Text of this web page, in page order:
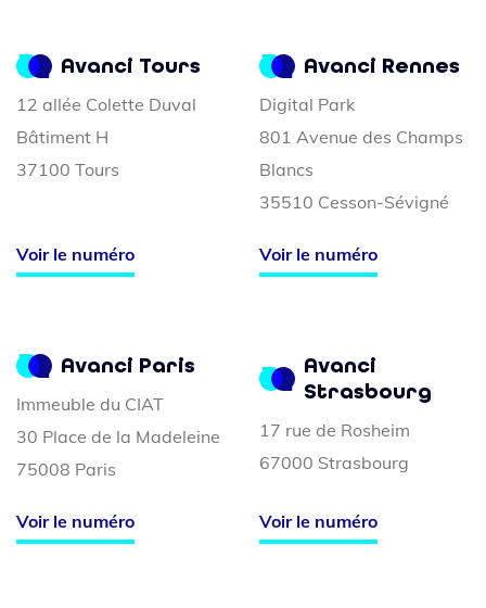
Avanci Tours
12 allée Colette Duval
Bâtiment H
37100 Tours
Voir le numéro
Avanci Rennes
Digital Park
801 Avenue des Champs
Blancs
35510 Cesson-Sévigné
Voir le numéro
Avanci Paris
Immeuble du CIAT
30 Place de la Madeleine
75008 Paris
Voir le numéro
Avanci
Strasbourg
17 rue de Rosheim
67000 Strasbourg
Voir le numéro